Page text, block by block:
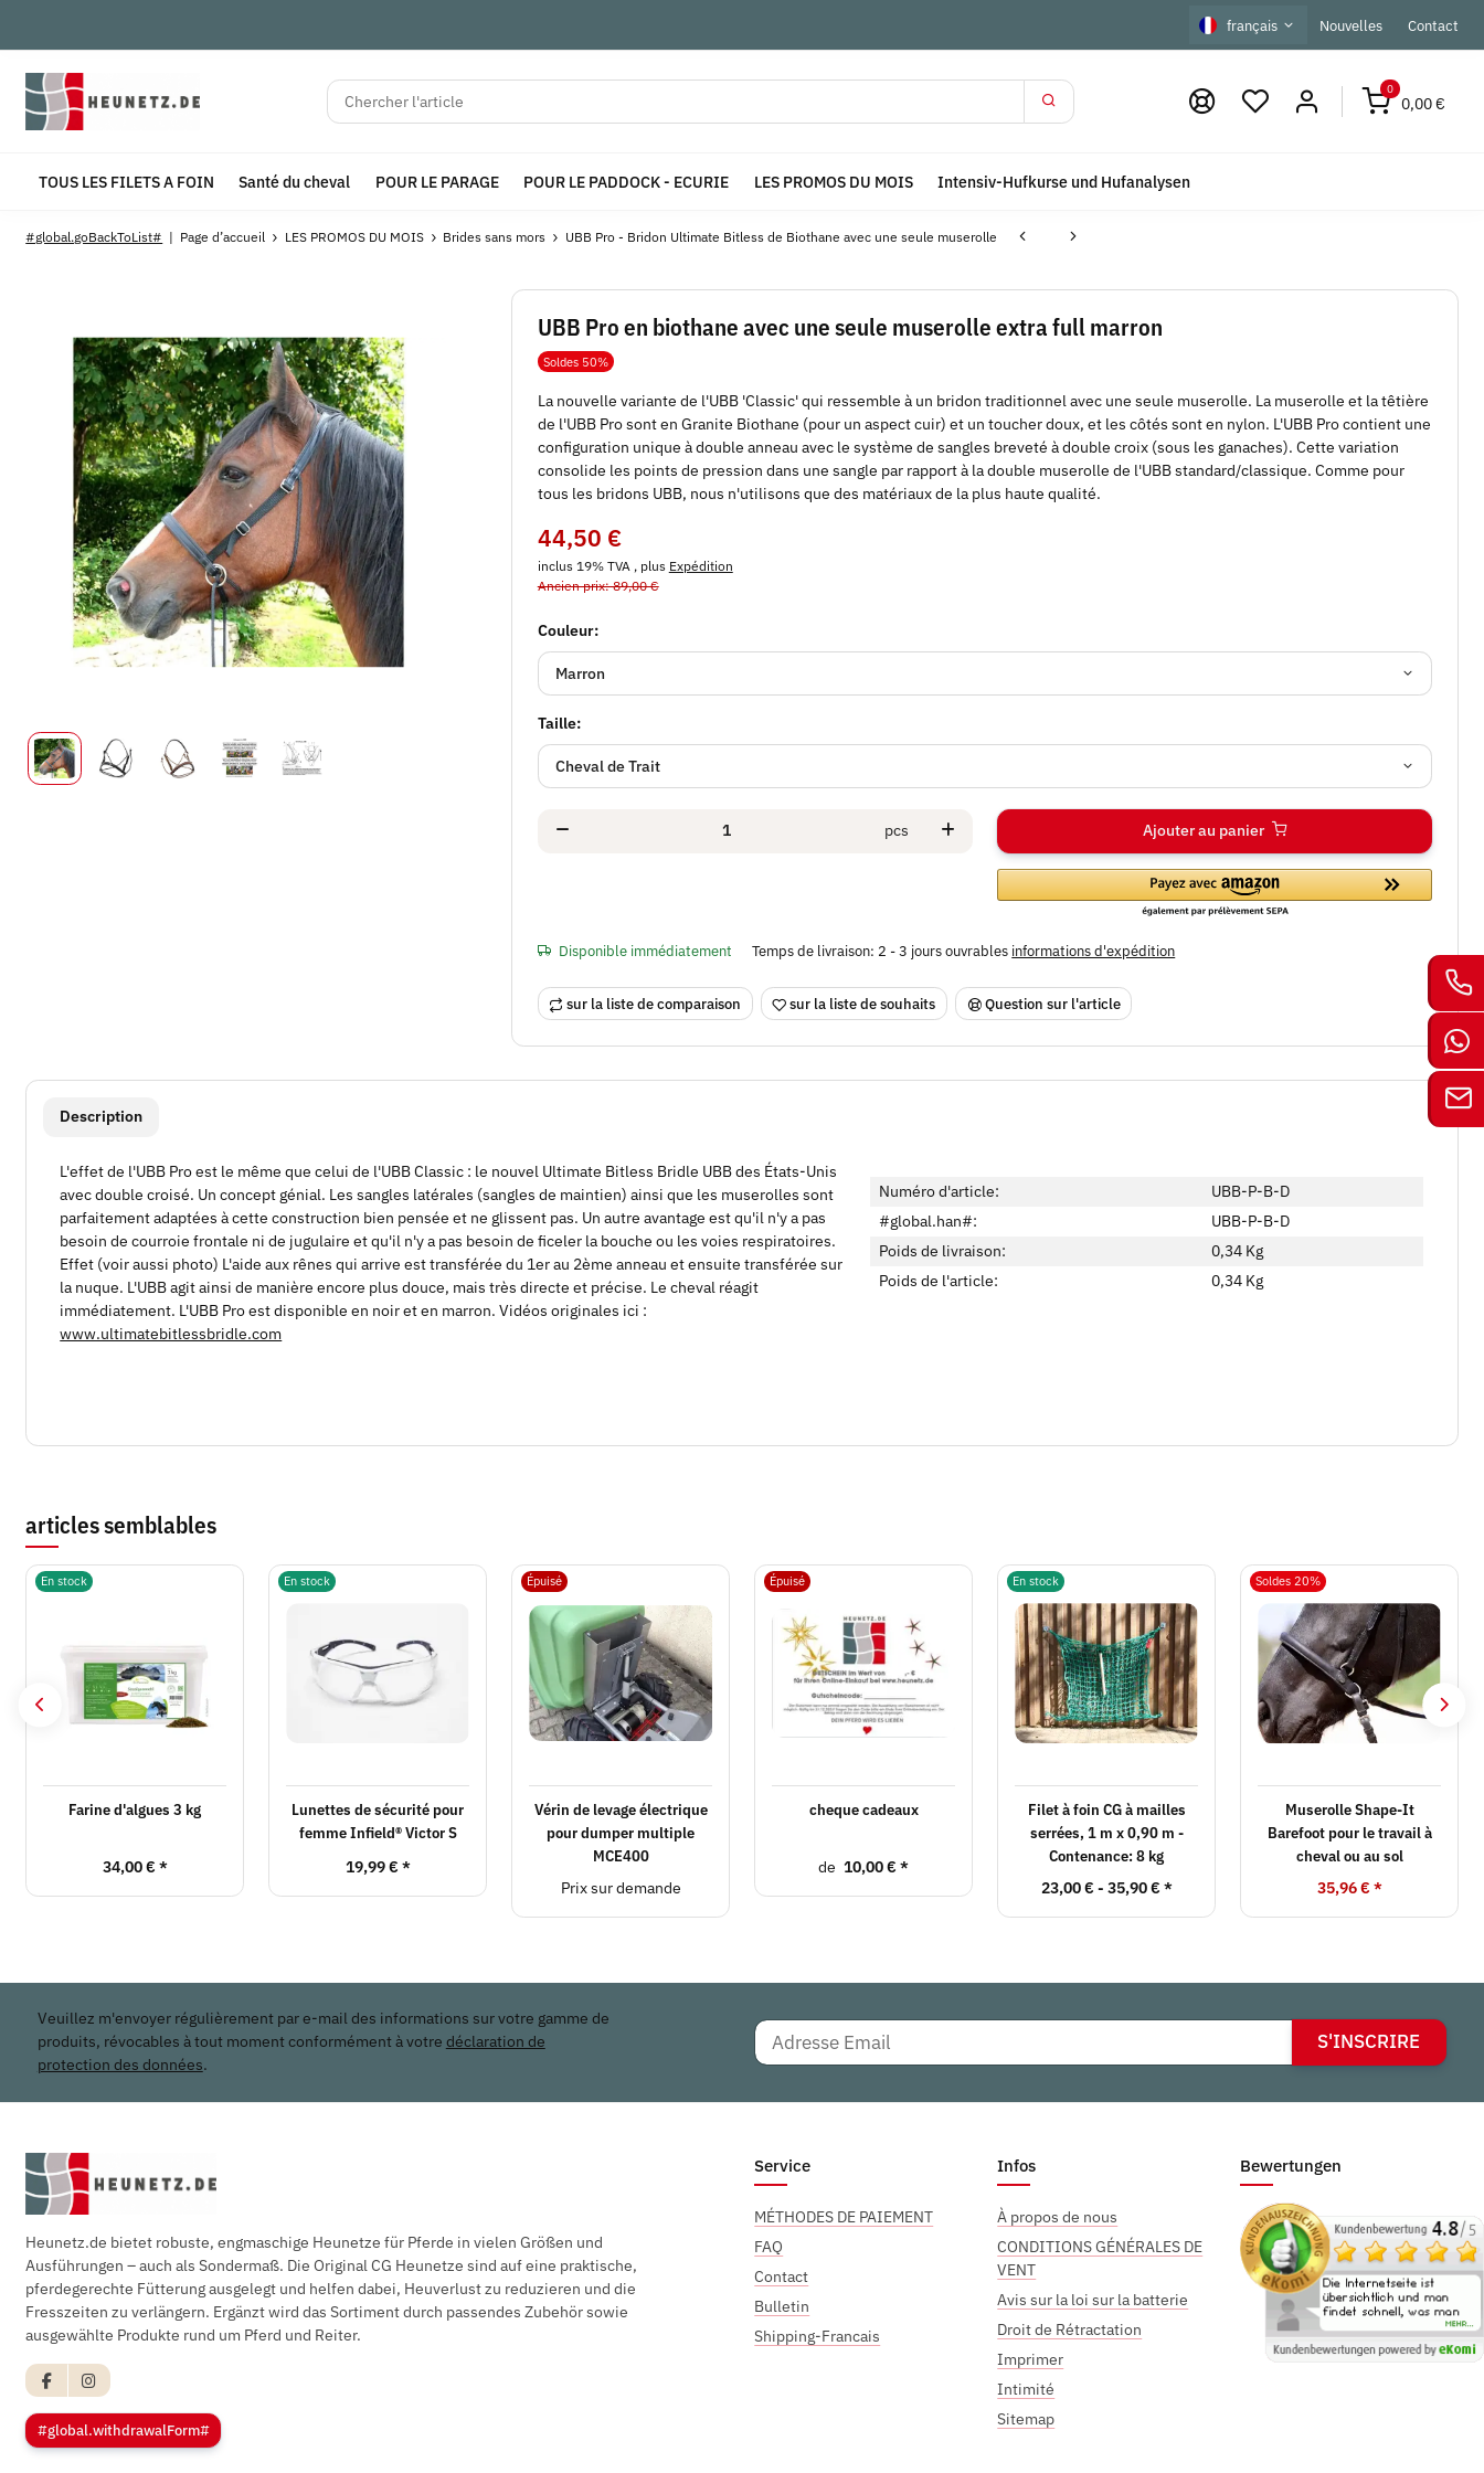
français Nouvelles Contact
0
0,00 €
TOUS LES FILETS A FOIN Santé du cheval POUR LE PARAGE POUR LE PADDOCK - ECURIE LES PROMOS DU MOIS Intensiv-Hufkurse und Hufanalysen
#global.goBackToList# Page d’accueil LES PROMOS DU MOIS Brides sans mors UBB Pro - Bridon Ultimate Bitless de Biothane avec une seule muserolle
UBB Pro en biothane avec une seule muserolle extra full marron
Soldes 50%
La nouvelle variante de l'UBB 'Classic' qui ressemble à un bridon traditionnel avec une seule muserolle. La muserolle et la têtière
de l'UBB Pro sont en Granite Biothane (pour un aspect cuir) et un toucher doux, et les côtés sont en nylon. L'UBB Pro contient une
configuration unique à double anneau avec le système de sangles breveté à double croix (sous les ganaches). Cette variation
consolide les points de pression dans une sangle par rapport à la double muserolle de l'UBB standard/classique. Comme pour
tous les bridons UBB, nous n'utilisons que des matériaux de la plus haute qualité.
44,50 €
inclus 19% TVA , plus Expédition
Ancien prix: 89,00 €
Couleur:
Marron
Taille:
Cheval de Trait
pcs Ajouter au panier
Disponible immédiatement Temps de livraison: 2 - 3 jours ouvrables informations d'expédition
sur la liste de comparaison sur la liste de souhaits Question sur l'article
#productDetails.showMoreTabs#
Description
L'effet de l'UBB Pro est le même que celui de l'UBB Classic : le nouvel Ultimate Bitless Bridle UBB des États-Unis
avec double croisé. Un concept génial. Les sangles latérales (sangles de maintien) ainsi que les muserolles sont
parfaitement adaptées à cette construction bien pensée et ne glissent pas. Un autre avantage est qu'il n'y a pas
besoin de courroie frontale ni de jugulaire et qu'il n'y a pas besoin de ficeler la bouche ou les voies respiratoires.
Effet (voir aussi photo) L'aide aux rênes qui arrive est transférée du 1er au 2ème anneau et ensuite transférée sur
la nuque. L'UBB agit ainsi de manière encore plus douce, mais très directe et précise. Le cheval réagit
immédiatement. L'UBB Pro est disponible en noir et en marron. Vidéos originales ici :
www.ultimatebitlessbridle.com
Numéro d'article:
UBB-P-B-D
#global.han#:
UBB-P-B-D
Poids de livraison:
0,34 Kg
Poids de l'article:
0,34 Kg
articles semblables
En stock
Farine d'algues 3 kg
34,00 € *
En stock
Lunettes de sécurité pour
femme Infield® Victor S
19,99 € *
Épuisé
Vérin de levage électrique
pour dumper multiple
MCE400
Prix sur demande
Épuisé
cheque cadeaux
de 10,00 € *
En stock
Filet à foin CG à mailles
serrées, 1 m x 0,90 m -
Contenance: 8 kg
23,00 € - 35,90 € *
Soldes 20%
Muserolle Shape-It
Barefoot pour le travail à
cheval ou au sol
35,96 € *
Veuillez m'envoyer régulièrement par e-mail des informations sur votre gamme de
produits, révocables à tout moment conformément à votre déclaration de
protection des données.
S'INSCRIRE
Heunetz.de bietet robuste, engmaschige Heunetze für Pferde in vielen Größen und
Ausführungen – auch als Sondermaß. Die Original CG Heunetze sind auf eine praktische,
pferdegerechte Fütterung ausgelegt und helfen dabei, Heuverlust zu reduzieren und die
Fresszeiten zu verlängern. Ergänzt wird das Sortiment durch passendes Zubehör sowie
ausgewählte Produkte rund um Pferd und Reiter.
#global.withdrawalForm#
Service
MÉTHODES DE PAIEMENT
FAQ
Contact
Bulletin
Shipping-Francais
Infos
À propos de nous
CONDITIONS GÉNÉRALES DE
VENT
Avis sur la loi sur la batterie
Droit de Rétractation
Imprimer
Intimité
Sitemap
Bewertungen